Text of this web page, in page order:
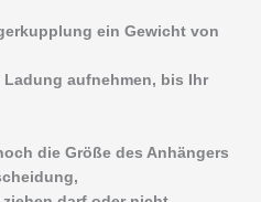
ein Gewicht von
aufnehmen, bis Ihr
die Größe des Anhängers